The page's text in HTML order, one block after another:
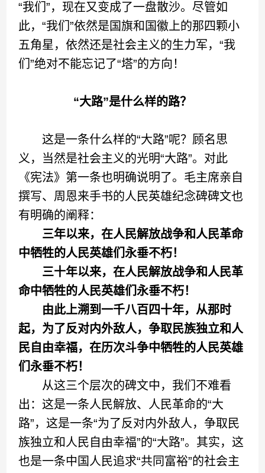
“我们”，现在又变成了一盘散沙。尽管如
此，“我们”依然是国旗和国徽上的那四颗小
五角星，依然还是社会主义的生力军，“我
们”绝对不能忘记了“塔”的方向！
“大路”是什么样的路？
这是一条什么样的“大路”呢？顾名思
义，当然是社会主义的光明“大路”。对此
《宪法》第一条也明确说明了。毛主席亲自
撰写、周恩来手书的人民英雄纪念碑碑文也
有明确的阐释：
三年以来，在人民解放战争和人民革命
中牺牲的人民英雄们永垂不朽！
三十年以来，在人民解放战争和人民革
命中牺牲的人民英雄们永垂不朽！
由此上溯到一千八百四十年，从那时
起，为了反对内外敌人，争取民族独立和人
民自由幸福，在历次斗争中牺牲的人民英雄
们永垂不朽！
从这三个层次的碑文中，我们不难看
出：这是一条人民解放、人民革命的“大
路”，这是一条“为了反对内外敌人，争取民
族独立和人民自由幸福”的“大路”。其实，这
也是一条中国人民追求“共同富裕”的社会主